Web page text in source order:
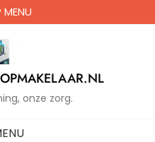
MENU
onze zorg.